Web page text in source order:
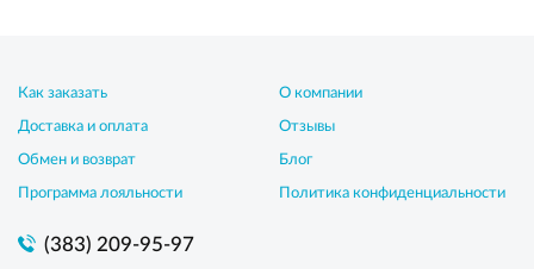
Как заказать
Доставка и оплата
Обмен и возврат
Программа лояльности
О компании
Отзывы
Блог
Политика конфиденциальности
(383) 209-95-97